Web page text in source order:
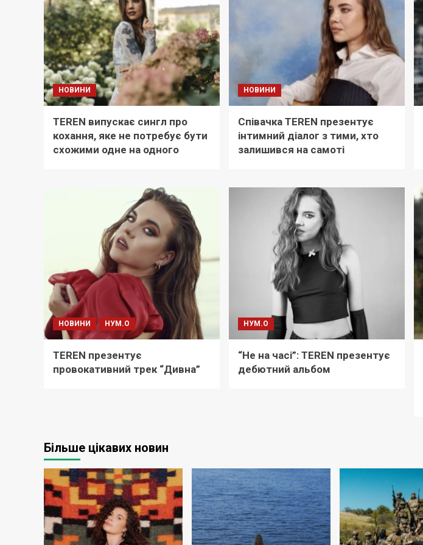
НОВИНИ
TEREN випускає сингл про
кохання, яке не потребує бути
схожими одне на одного
НОВИНИ
Співачка TEREN презентує
інтимний діалог з тими, хто
залишився на самоті
НОВИНИ НУМ.О
TEREN презентує
провокативний трек “Дивна”
НУМ.О
“Не на часі”: TEREN презентує
дебютний альбом
Більше цікавих новин